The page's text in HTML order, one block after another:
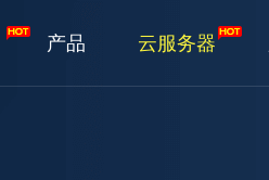
产品 云服务器